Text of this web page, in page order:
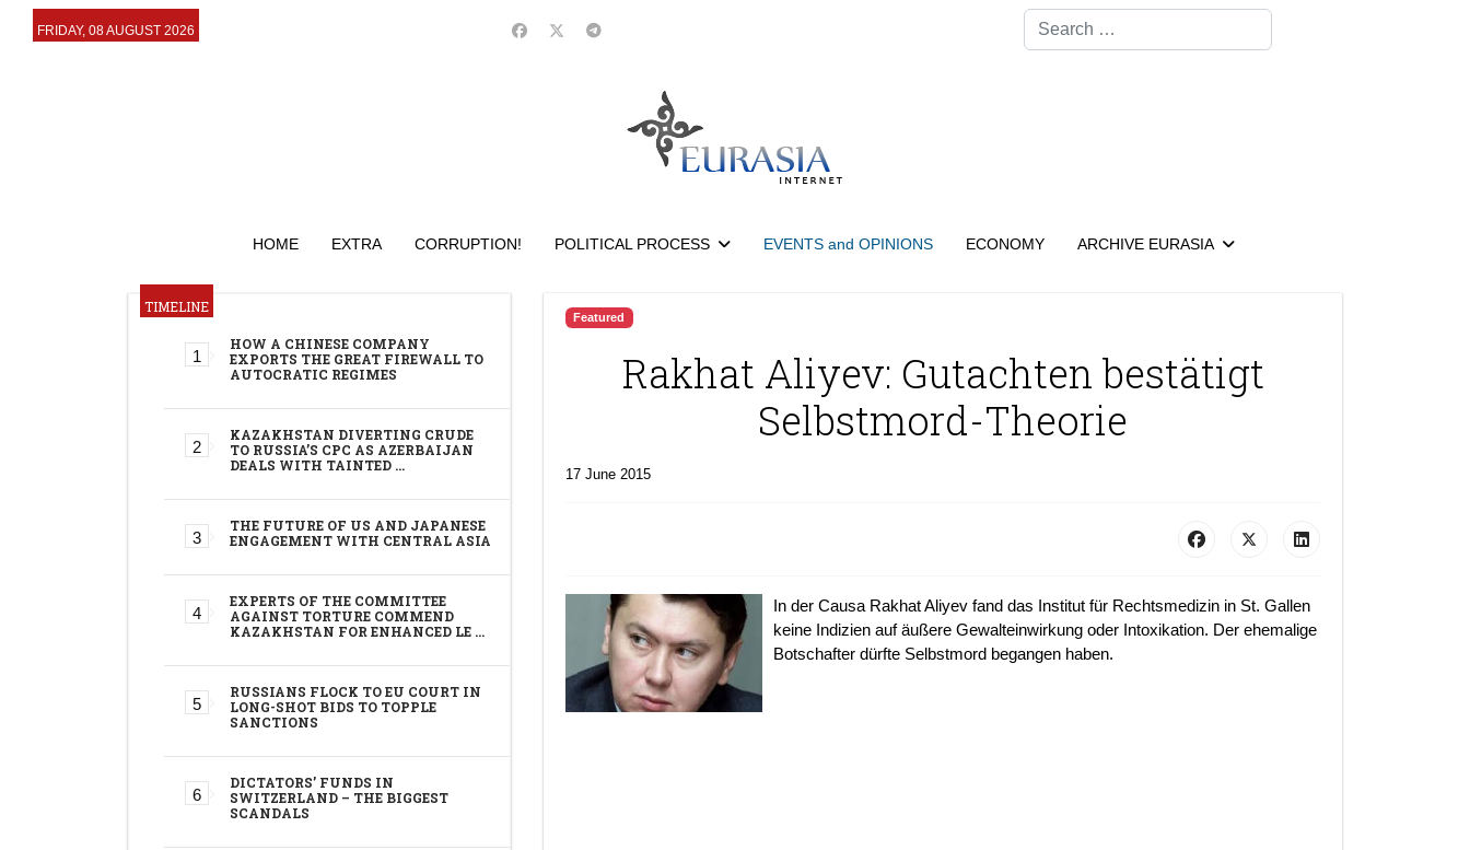
FRIDAY, 08 AUGUST 2026
Search
HOME EXTRA CORRUPTION! POLITICAL PROCESS EVENTS and OPINIONS ECONOMY ARCHIVE EURASIA
TIMELINE
HOW A CHINESE COMPANY
EXPORTS THE GREAT FIREWALL TO
AUTOCRATIC REGIMES
KAZAKHSTAN DIVERTING CRUDE
TO RUSSIA’S CPC AS AZERBAIJAN
DEALS WITH TAINTED …
THE FUTURE OF US AND JAPANESE
ENGAGEMENT WITH CENTRAL ASIA
EXPERTS OF THE COMMITTEE
AGAINST TORTURE COMMEND
KAZAKHSTAN FOR ENHANCED LE …
RUSSIANS FLOCK TO EU COURT IN
LONG-SHOT BIDS TO TOPPLE
SANCTIONS
DICTATORS’ FUNDS IN
SWITZERLAND – THE BIGGEST
SCANDALS
Featured
Rakhat Aliyev: Gutachten bestätigt
Selbstmord-Theorie
17 June 2015
In der Causa Rakhat Aliyev fand das Institut für Rechtsmedizin in St. Gallen
keine Indizien auf äußere Gewalteinwirkung oder Intoxikation. Der ehemalige
Botschafter dürfte Selbstmord begangen haben.